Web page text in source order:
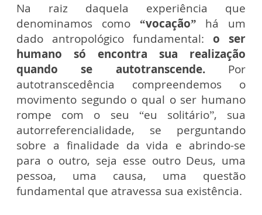
Na raiz daquela experiência que
denominamos como “vocação” há um
dado antropológico fundamental: o ser
humano só encontra sua realização
quando se autotranscende.Por
autotranscedência compreendemos o
movimento segundo o qual o ser humano
rompe com o seu “eu solitário”, sua
autorreferencialidade, se perguntando
sobre a finalidade da vida e abrindo-se
para o outro, seja esse outro Deus, uma
pessoa, uma causa, uma questão
fundamental que atravessa sua existência.